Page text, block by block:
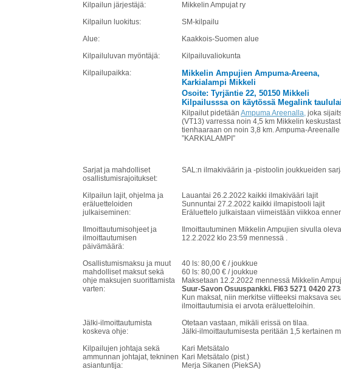
Kilpailun järjestäjä:
Mikkelin Ampujat ry
Kilpailun luokitus:
SM-kilpailu
Alue:
Kaakkois-Suomen alue
Kilpailuluvan myöntäjä:
Kilpailuvaliokunta
Kilpailupaikka:
Mikkelin Ampujien Ampuma-Areena,
Karkialampi Mikkeli
Osoite: Tyrjäntie 22, 50150 Mikkeli
Kilpailusssa on käytössä Megalink
Kilpailut pidetään Ampuma Areenalla, joka
(VT13) varressa noin 4,5 km Mikkelin
tienhaaraan on noin 3,8 km. Ampuma-
”KARKIALAMPI”
Sarjat ja mahdolliset
osallistumisrajoitukset:
SAL:n ilmakiväärin ja -pistoolin joukkueiden
Kilpailun lajit, ohjelma ja
eräluetteloiden
julkaiseminen:
Lauantai 26.2.2022 kaikki ilmakivääri lajit
Sunnuntai 27.2.2022 kaikki ilmapistooli lajit
Eräluettelo julkaistaan viimeistään viikkoa
Ilmoittautumisohjeet ja
ilmoittautumisen
päivämäärä:
Ilmoittautuminen Mikkelin Ampujien sivulla
12.2.2022 klo 23:59 mennessä .
Osallistumismaksu ja muut
mahdolliset maksut sekä
ohje maksujen suorittamista
varten:
40 ls: 80,00 € / joukkue
60 ls: 80,00 € / joukkue
Maksetaan 12.2.2022 mennessä Mikkelin
Suur-Savon Osuuspankki. FI63 5271 0420
Kun maksat, niin merkitse viitteeksi maksava
ilmoittautumisia ei arvota eräluetteloihin.
Jälki-ilmoittautumista
koskeva ohje:
Otetaan vastaan, mikäli erissä on tilaa.
Jälki-ilmoittautumisesta peritään 1,5 kertainen
Kilpailujen johtaja sekä
ammunnan johtajat, tekninen
asiantuntija:
Kari Metsätalo
Kari Metsätalo (pist.)
Merja Sikanen (PiekSA)